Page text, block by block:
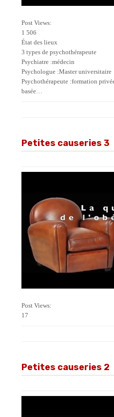
Post Views:
1 506
État des lieux
3 types de psychothérapeute
Psychiatre :médecin
Psychologue :Master universitaire
Psychothérapeute :formation
basée…
Petites causeries 3
Post Views:
17
Petites causeries 2